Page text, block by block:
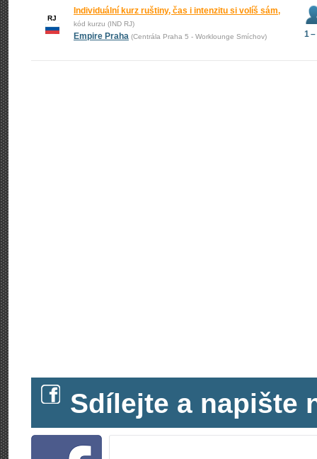
RJ
Individuální kurz ruštiny, čas i intenzitu si volíš sám,
kód kurzu (IND RJ)
Empire Praha (Centrála Praha 5 - Worklounge Smíchov) 1
Sdílejte a napište